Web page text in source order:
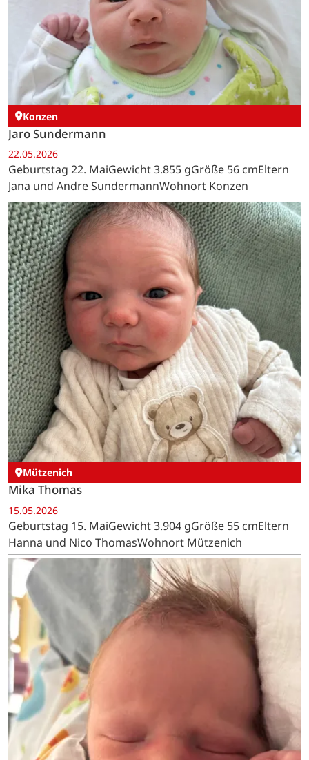
Konzen
Jaro Sundermann
22.05.2026
Geburtstag 22. MaiGewicht 3.855 gGröße 56 cmEltern
Jana und Andre SundermannWohnort Konzen
Mützenich
Mika Thomas
15.05.2026
Geburtstag 15. MaiGewicht 3.904 gGröße 55 cmEltern
Hanna und Nico ThomasWohnort Mützenich